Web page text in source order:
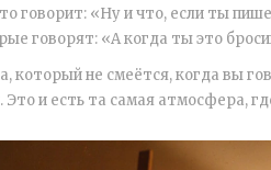
говорит: «Ну и что, если ты
говорят: «А когда ты это
который не смеётся, когда вы
и есть та самая атмосфера,